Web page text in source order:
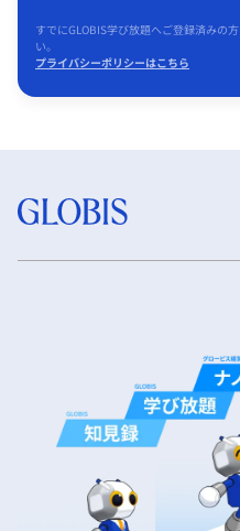
すでにGLOBIS学び放題へご登録済みの
い。
プライバシーポリシーはこちら